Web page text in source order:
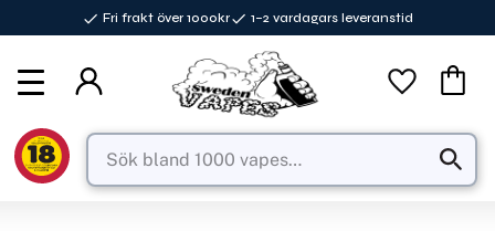
Fri frakt över 1000kr 1–2 vardagars leveranstid
Favoriter